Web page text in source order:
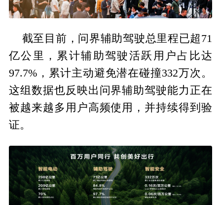
截至目前，问界辅助驾驶总里程已超71
亿公里，累计辅助驾驶活跃用户占比达
97.7%，累计主动避免潜在碰撞332万次。
这组数据也反映出问界辅助驾驶能力正在
被越来越多用户高频使用，并持续得到验
证。